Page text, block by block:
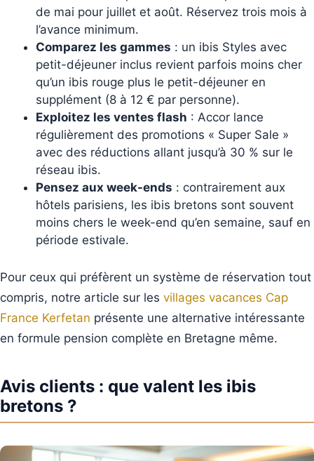
de mai pour juillet et août. Réservez trois mois à
l’avance minimum.
Comparez les gammes : un ibis Styles avec
petit-déjeuner inclus revient parfois moins cher
qu’un ibis rouge plus le petit-déjeuner en
supplément (8 à 12 € par personne).
Exploitez les ventes flash : Accor lance
régulièrement des promotions « Super Sale »
avec des réductions allant jusqu’à 30 % sur le
réseau ibis.
Pensez aux week-ends : contrairement aux
hôtels parisiens, les ibis bretons sont souvent
moins chers le week-end qu’en semaine, sauf en
période estivale.
Pour ceux qui préfèrent un système de réservation tout
compris, notre article sur les villages vacances Cap
France Kerfetan présente une alternative intéressante
en formule pension complète en Bretagne même.
Avis clients : que valent les ibis
bretons ?